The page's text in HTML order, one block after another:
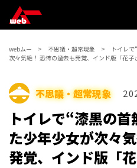
webムー 不思議・超常現象
トイレ
次々気絶！ 恐怖の過去も発覚、インド版「花子
不思議・超常現象
トイレで“漆黒の
た少年少女が次々
発覚、インド版「